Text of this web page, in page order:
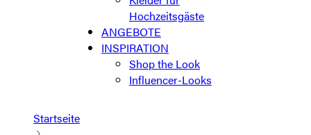
Hochzeitsgäste
ANGEBOTE
INSPIRATION
Shop the Look
Influencer-Looks
Startseite